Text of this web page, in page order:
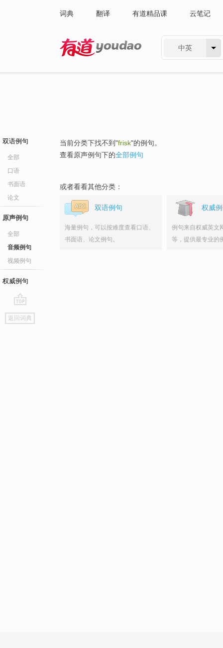
词典 翻译 有道精品课 云笔记
中英
双语例句
全部
口语
书面语
论文
原声例句
全部
音频例句
视频例句
权威例句
go
top
返回词典
当前分类下找不到"frisk"的例句。
查看原声例句下的全部例句
或者看看其他分类：
双语例句
海量例句，可以按难度查看口语、
书面语、论文例句。
权威
例句来自权威英文
等，提供最专业的